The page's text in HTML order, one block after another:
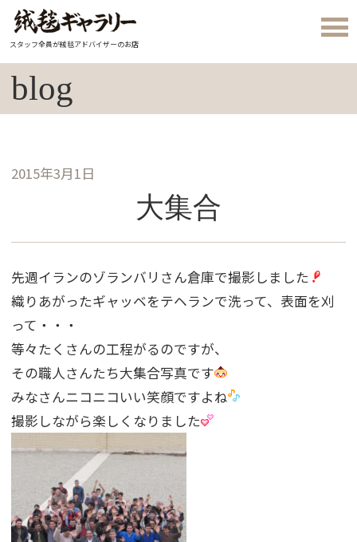
スタッフ全員が絨毯アドバイザーのお店
blog
2015年3月1日
大集合
先週イランのゾランバリさん倉庫で撮影しました
織りあがったギャッベをテヘランで洗って、表面を刈
って・・・
等々たくさんの工程がるのですが、
その職人さんたち大集合写真です
みなさんニコニコいい笑顔ですよね
撮影しながら楽しくなりました